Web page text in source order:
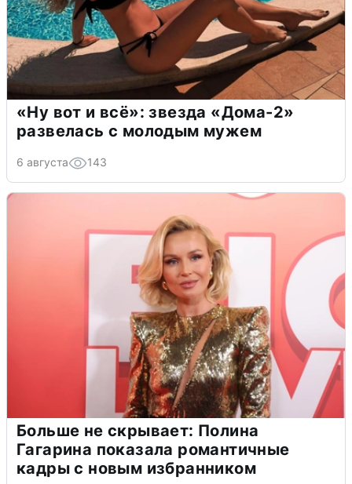
«Ну вот и всё»: звезда «Дома-2»
развелась с молодым мужем
6 августа 143
Больше не скрывает: Полина
Гагарина показала романтичные
кадры с новым избранником